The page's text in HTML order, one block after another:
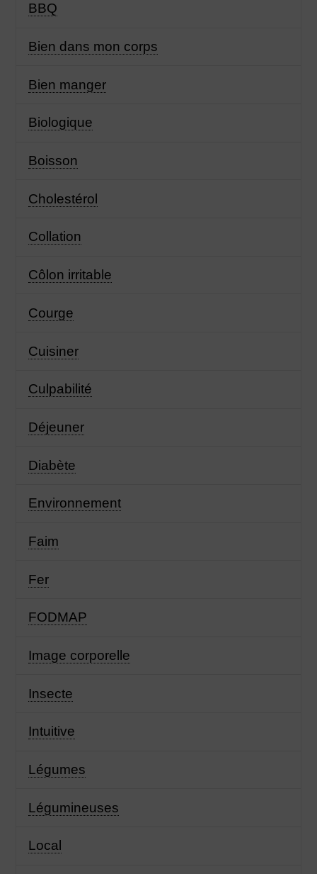
BBQ
Bien dans mon corps
Bien manger
Biologique
Boisson
Cholestérol
Collation
Côlon irritable
Courge
Cuisiner
Culpabilité
Déjeuner
Diabète
Environnement
Faim
Fer
FODMAP
Image corporelle
Insecte
Intuitive
Légumes
Légumineuses
Local